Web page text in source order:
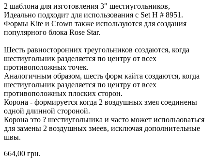
2 шаблона для изготовления 3" шестиугольников,
Идеально подходит для использования с Set H # 8951.
Формы Kite и Crown также используются для создания
популярного блока Rose Star.
Шесть равносторонних треугольников создаются, когда
шестиугольник разделяется по центру от всех
противоположных точек.
Аналогичным образом, шесть форм кайта создаются, когда
шестиугольник разделяется по центру от всех
противоположных плоских сторон.
Корона - формируется когда 2 воздушных змея соединены
одной длинной стороной.
Корона это ? шестиугольника и часто может использоваться
для замены 2 воздушных змеев, исключая дополнительные
швы.
664,00 грн.